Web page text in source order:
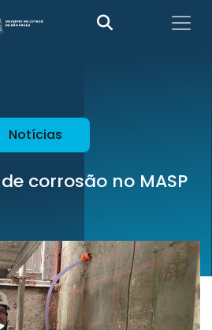
Notícias
corrosão no MASP